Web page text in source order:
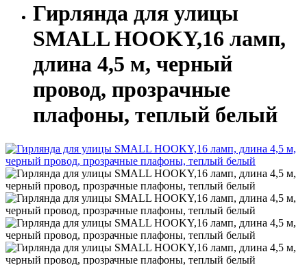
Гирлянда для улицы
SMALL HOOKY,16 ламп,
длина 4,5 м, черный
провод, прозрачные
плафоны, теплый белый